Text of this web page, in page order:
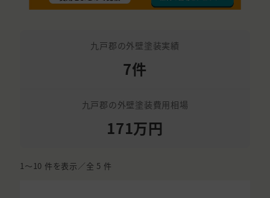
九戸郡の外壁塗装実績
7件
九戸郡の外壁塗装費用相場
171万円
1〜10 件を表示／全 5 件